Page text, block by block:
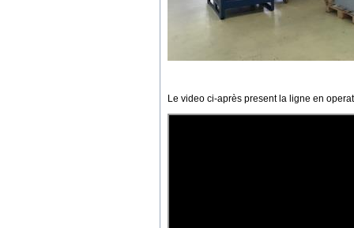
Le video ci-après present la ligne en